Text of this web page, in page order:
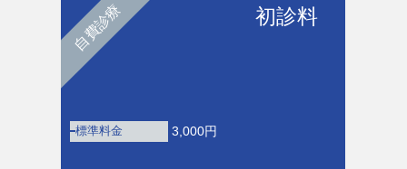
初診料
自費診療
標準料金 3,000円